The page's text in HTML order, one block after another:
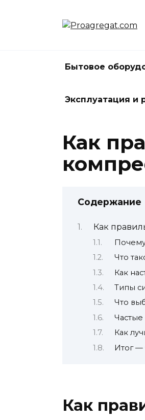
Бытовое
Эксплуатация и
Как
Содержание
Как
Что
Как
Типы
Что
Как
Итог —
Как